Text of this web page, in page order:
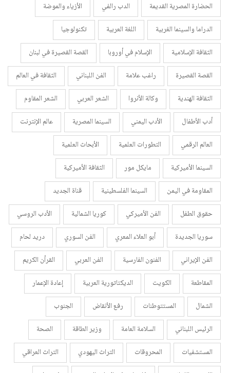
الحضارة المصرية القديمة
الدب رالفي
الأزياء والموضة
الدراما والسينما الغربية
اللغة العربية
تكنولوجيا
الثقافة الإسلامية
الإسلام في أوروبا
القصة القصيرة في لبنان
القصة القصيرة
راغب علامة الفن اللبناني
الثقافة في العالم
الثقافة الهندية
وكالة الأنروا الشعر العربي
الشعر المقاوم
أدب الأطفال
الأدب اليمني السينما المصرية
عالم الإنترنت
العالم الرقمي
التطورات العلمية
الأبحاث العلمية
السينما الأميركية
مايكل مور
الثقافة الأميركية
المقاومة في اليمن
السينما الفلسطينية
قناة الجديد
حقوق الطفل
الفن الأميركي كوريا الشمالية
الأدب الروسي
سوريا الجديدة
أبو العلاء المعري الفن السوري
دريد لحام
الفن الإيراني
الفنون الفارسية الفن العربي
القرأن الكريم
المقاطعة
الكويت الديكتاتورية العربية
إعادة الإعمار
الشمال
المستتوطنات رفع الأنقاض
الجنوب
الرئيس اللبناني
السلامة العامة وزير الطاقة
الصحة
المستشفيات
المحروقات التراث اليهودي
التراث العراقي